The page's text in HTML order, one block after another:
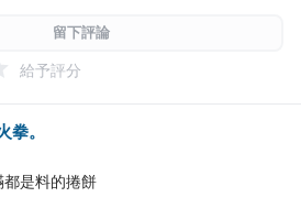
留下評論
給予評分
拳。
是料的捲餅